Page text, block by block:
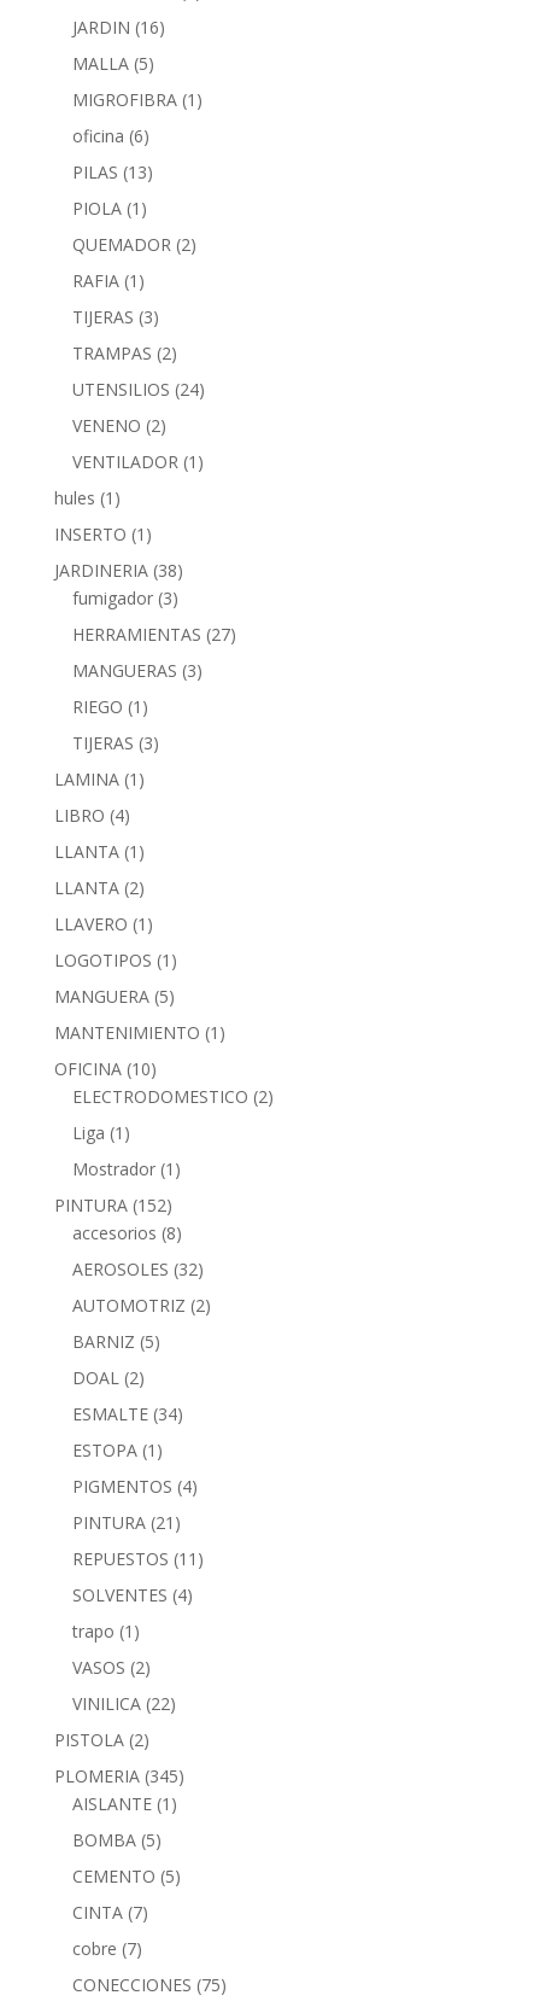
JARDIN (16)
MALLA (5)
MIGROFIBRA (1)
oficina (6)
PILAS (13)
PIOLA (1)
QUEMADOR (2)
RAFIA (1)
TIJERAS (3)
TRAMPAS (2)
UTENSILIOS (24)
VENENO (2)
VENTILADOR (1)
hules (1)
INSERTO (1)
JARDINERIA (38)
fumigador (3)
HERRAMIENTAS (27)
MANGUERAS (3)
RIEGO (1)
TIJERAS (3)
LAMINA (1)
LIBRO (4)
LLANTA (1)
LLANTA (2)
LLAVERO (1)
LOGOTIPOS (1)
MANGUERA (5)
MANTENIMIENTO (1)
OFICINA (10)
ELECTRODOMESTICO (2)
Liga (1)
Mostrador (1)
PINTURA (152)
accesorios (8)
AEROSOLES (32)
AUTOMOTRIZ (2)
BARNIZ (5)
DOAL (2)
ESMALTE (34)
ESTOPA (1)
PIGMENTOS (4)
PINTURA (21)
REPUESTOS (11)
SOLVENTES (4)
trapo (1)
VASOS (2)
VINILICA (22)
PISTOLA (2)
PLOMERIA (345)
AISLANTE (1)
BOMBA (5)
CEMENTO (5)
CINTA (7)
cobre (7)
CONECCIONES (75)